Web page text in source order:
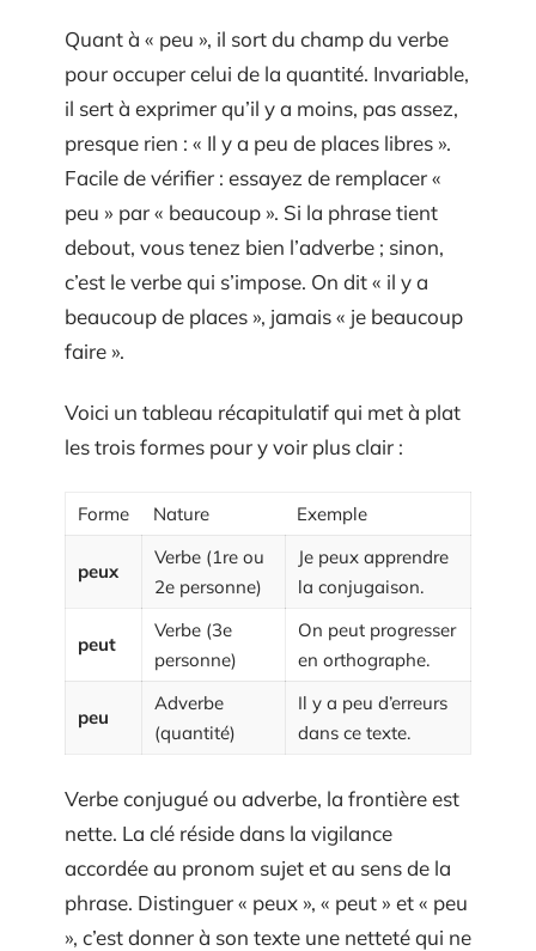
Quant à « peu », il sort du champ du verbe
pour occuper celui de la quantité. Invariable,
il sert à exprimer qu’il y a moins, pas assez,
presque rien : « Il y a peu de places libres ».
Facile de vérifier : essayez de remplacer «
peu » par « beaucoup ». Si la phrase tient
debout, vous tenez bien l’adverbe ; sinon,
c’est le verbe qui s’impose. On dit « il y a
beaucoup de places », jamais « je beaucoup
faire ».
Voici un tableau récapitulatif qui met à plat
les trois formes pour y voir plus clair :
Forme Nature Exemple
peux
Verbe (1re ou
2e personne)
Je peux apprendre
la conjugaison.
peut
Verbe (3e
personne)
On peut progresser
en orthographe.
peu
Adverbe
(quantité)
Il y a peu d’erreurs
dans ce texte.
Verbe conjugué ou adverbe, la frontière est
nette. La clé réside dans la vigilance
accordée au pronom sujet et au sens de la
phrase. Distinguer « peux », « peut » et « peu
», c’est donner à son texte une netteté qui ne